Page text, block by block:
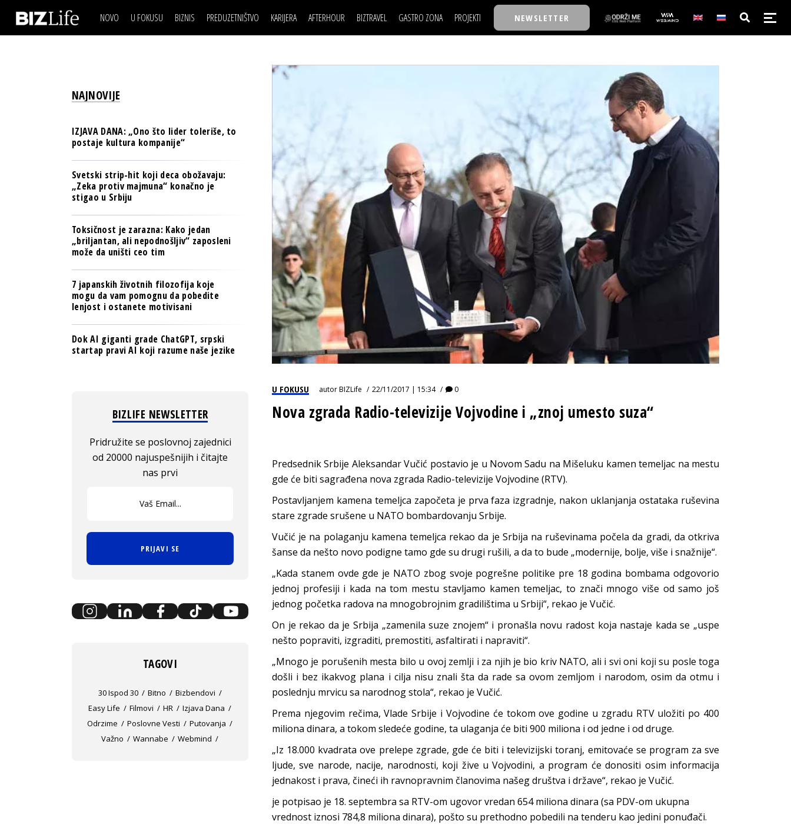
NOVO U FOKUSU BIZNIS
OSIGURANJE
TECH I AI
PULS REGIONA
NOVO NA RAFU
PREDUZETNIŠTVO KARIJERA
LJUDI (HR)
AFTERHOUR BIZTRAVEL GASTRO ZONA PROJEKTI
BACK TO OFFICE/SCHOOL
BIZBENDOVI
BIZKOLEGIJUM
BMW BIZNIS LIGA
BIZLIFE WEEK
IZJAVA GODINE
NEWSLETTER
IZJAVA DANABIZNIS SCENA
BREND I KOMUNIKACIJE
OSIGURANJE
BIZNIS & SPORT
PULS REGIONA
POSAO
MOJ UGAO
USAVRŠAVANJE
FILM I SCENA
AUTO SVET
NAJKOLEGA
30 ISPOD 30
BIZKOLEGIJUM
BMW BIZNIS LIGA
BIZLIFE WEEK
IZJAVA GODINE
U FOKUSU autorBIZLife 22/11/2017 | 15:34 0
Nova zgrada Radio-televizije Vojvodine i „znoj umesto suza“
Predsednik Srbije Aleksandar Vučić postavio je u Novom Sadu na Mišeluku kamen temeljac na mestu
gde će biti sagrađena nova zgrada Radio-televizije Vojvodine (RTV).
Postavljanjem kamena temeljca započeta je prva faza izgradnje, nakon uklanjanja ostataka ruševina
stare zgrade srušene u NATO bombardovanju Srbije.
Vučić je na polaganju kamena temeljca rekao da je Srbija na ruševinama počela da gradi, da otkriva
šanse da nešto novo podigne tamo gde su drugi rušili, a da to bude „modernije, bolje, više i snažnije“.
„Kada stanem ovde gde je NATO zbog svoje pogrešne politike pre 18 godina bombama odgovorio
jednoj profesiji i kada na tom mestu stavljamo kamen temeljac, to znači mnogo više od samo još
jednog početka radova na mnogobrojnim gradilištima u Srbiji“, rekao je Vučić.
On je rekao da je Srbija „zamenila suze znojem“ i pronašla novu radost koja nastaje kada se „uspe
nešto popraviti, izgraditi, premostiti, asfaltirati i napraviti“.
„Mnogo je porušenih mesta bilo u ovoj zemlji i za njih je bio kriv NATO, ali i svi oni koji su posle toga
došli i bez ikakvog plana i cilja nisu znali šta da rade sa ovom zemljom i narodom, osim da otmu i
poslednju mrvicu sa narodnog stola“, rekao je Vučić.
Prema njegovim rečima, Vlade Srbije i Vojvodine će tokom ove godine u zgradu RTV uložiti po 400
miliona dinara, a tokom sledeće godine, ta ulaganja će biti 900 miliona i od jedne i od druge.
„Iz 18.000 kvadrata ove prelepe zgrade, gde će biti i televizijski toranj, emitovaće se program za sve
ljude, sve narode, nacije, narodnosti, koji žive u Vojvodini, a program će donositi osim informacija
jednakost i prava, čineći ih ravnopravnim članovima našeg društva i države“, rekao je Vučić.
je potpisao je 18. septembra sa RTV-om ugovor vredan 654 miliona dinara (sa PDV-om ukupna
vrednost iznosi 784,8 miliona dinara), pošto su prethodno pobedili na tenderu kao jedini ponuđači.
NAJNOVIJE
IZJAVA DANA: „Ono što lider toleriše, to
postaje kultura kompanije“
Svetski strip-hit koji deca obožavaju:
„Zeka protiv majmuna“ konačno je
stigao u Srbiju
Toksičnost je zarazna: Kako jedan
„briljantan, ali nepodnošljiv“ zaposleni
može da uništi ceo tim
7 japanskih životnih filozofija koje
mogu da vam pomognu da pobedite
lenjost i ostanete motivisani
Dok AI giganti grade ChatGPT, srpski
startap pravi AI koji razume naše jezike
BIZLIFE NEWSLETTER
Pridružite se poslovnoj zajednici
od 20000 najuspešnijih i čitajte
nas prvi
PRIJAVI SE
TAGOVI
30 Ispod 30 Bitno
Bizbendovi
Easy Life
Filmovi HR
Izjava Dana
Odrzime
Poslovne Vesti
Putovanja
Važno
Wannabe Webmind